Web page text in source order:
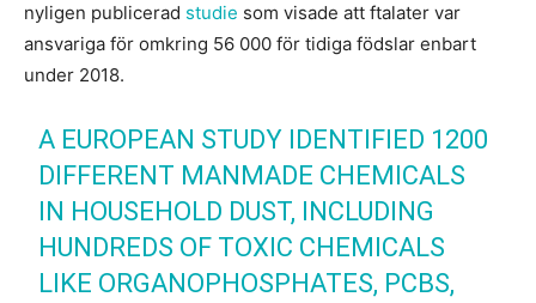
nyligen publicerad studie som visade att ftalater var
ansvariga för omkring 56 000 för tidiga födslar enbart
under 2018.
A EUROPEAN STUDY IDENTIFIED 1200
DIFFERENT MANMADE CHEMICALS
IN HOUSEHOLD DUST, INCLUDING
HUNDREDS OF TOXIC CHEMICALS
LIKE ORGANOPHOSPHATES, PCBS,